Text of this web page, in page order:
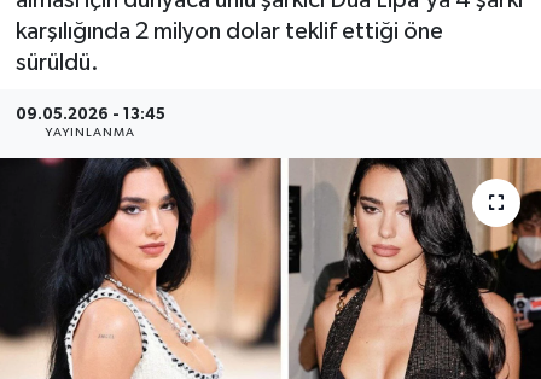
karşılığında 2 milyon dolar teklif ettiği öne
sürüldü.
09.05.2026 - 13:45
YAYINLANMA
E-Gazete
Haber Arşivi